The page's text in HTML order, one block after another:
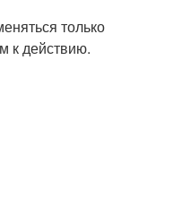
только
к действию.